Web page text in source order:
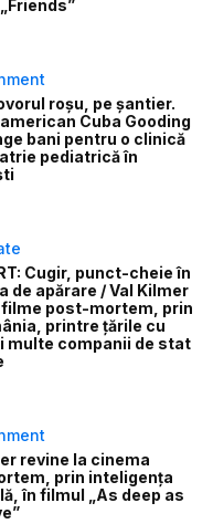
roșu, pe șantier.
Cuba Gooding
bani pentru o clinică
pediatrică în
Cugir, punct-cheie în
de apărare / Val Kilmer
filme post-mortem, prin
printre țările cu
multe companii de stat
revine la cinema
prin inteligența
în filmul „As deep as